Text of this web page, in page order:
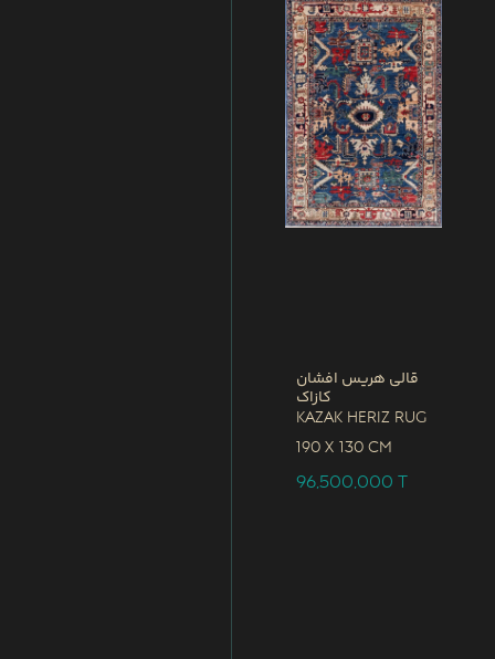
قالی هریس افشان
کازاک
Kazak Heriz Rug
190 x 130 CM
96,500,000T